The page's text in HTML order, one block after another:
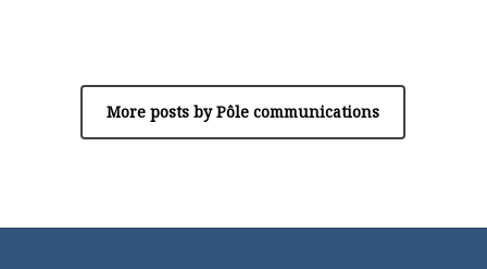
More posts by Pôle communications